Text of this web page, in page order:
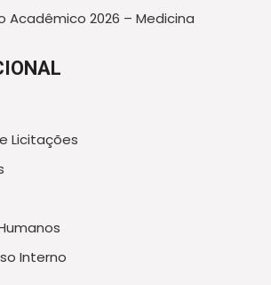
Acadêmico 2026 – Medicina
Licitações
Interno